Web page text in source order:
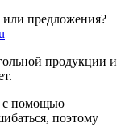
предложения?
продукции и
с помощью
поэтому